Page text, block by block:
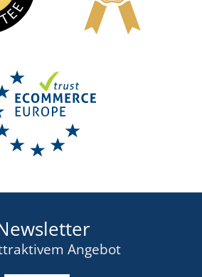
Angebot